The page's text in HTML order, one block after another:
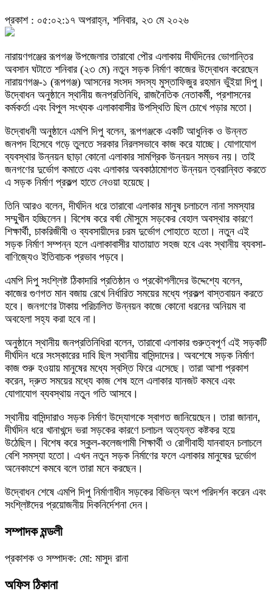
প্রকাশ : ০৫:০২:১৭ অপরাহ্ন, শনিবার, ২৩ মে ২০২৬
নারায়ণগঞ্জের রূপগঞ্জ উপজেলার তারাবো পৌর এলাকায় দীর্ঘদিনের ভোগান্তির
অবসান ঘটাতে শনিবার (২৩ মে) নতুন সড়ক নির্মাণ কাজের উদ্বোধন করেছেন
নারায়ণগঞ্জ-১ (রূপগঞ্জ) আসনের সংসদ সদস্য মুস্তাফিজুর রহমান ভুঁইয়া দিপু।
উদ্বোধন অনুষ্ঠানে স্থানীয় জনপ্রতিনিধি, রাজনৈতিক নেতাকর্মী, প্রশাসনের
কর্মকর্তা এবং বিপুল সংখ্যক এলাকাবাসীর উপস্থিতি ছিল চোখে পড়ার মতো।
উদ্বোধনী অনুষ্ঠানে এমপি দিপু বলেন, রূপগঞ্জকে একটি আধুনিক ও উন্নত
জনপদ হিসেবে গড়ে তুলতে সরকার নিরলসভাবে কাজ করে যাচ্ছে। যোগাযোগ
ব্যবস্থার উন্নয়ন ছাড়া কোনো এলাকার সামগ্রিক উন্নয়ন সম্ভব নয়। তাই
জনগণের দুর্ভোগ কমাতে এবং এলাকার অবকাঠামোগত উন্নয়ন ত্বরান্বিত করতে
এ সড়ক নির্মাণ প্রকল্প হাতে নেওয়া হয়েছে।
তিনি আরও বলেন, দীর্ঘদিন ধরে তারাবো এলাকার মানুষ চলাচলে নানা সমস্যার
সম্মুখীন হচ্ছিলেন। বিশেষ করে বর্ষা মৌসুমে সড়কের বেহাল অবস্থার কারণে
শিক্ষার্থী, চাকরিজীবী ও ব্যবসায়ীদের চরম দুর্ভোগ পোহাতে হতো। নতুন এই
সড়ক নির্মাণ সম্পন্ন হলে এলাকাবাসীর যাতায়াত সহজ হবে এবং স্থানীয় ব্যবসা-
বাণিজ্যেও ইতিবাচক প্রভাব পড়বে।
এমপি দিপু সংশ্লিষ্ট ঠিকাদারি প্রতিষ্ঠান ও প্রকৌশলীদের উদ্দেশ্যে বলেন,
কাজের গুণগত মান বজায় রেখে নির্ধারিত সময়ের মধ্যে প্রকল্প বাস্তবায়ন করতে
হবে। জনগণের টাকায় পরিচালিত উন্নয়ন কাজে কোনো ধরনের অনিয়ম বা
অবহেলা সহ্য করা হবে না।
অনুষ্ঠানে স্থানীয় জনপ্রতিনিধিরা বলেন, তারাবো এলাকার গুরুত্বপূর্ণ এই সড়কটি
দীর্ঘদিন ধরে সংস্কারের দাবি ছিল স্থানীয় বাসিন্দাদের। অবশেষে সড়ক নির্মাণ
কাজ শুরু হওয়ায় মানুষের মধ্যে স্বস্তি ফিরে এসেছে। তারা আশা প্রকাশ
করেন, দ্রুত সময়ের মধ্যে কাজ শেষ হলে এলাকার যানজট কমবে এবং
যোগাযোগ ব্যবস্থায় নতুন গতি আসবে।
স্থানীয় বাসিন্দারাও সড়ক নির্মাণ উদ্যোগকে স্বাগত জানিয়েছেন। তারা জানান,
দীর্ঘদিন ধরে খানাখন্দে ভরা সড়কের কারণে চলাচল অত্যন্ত কষ্টকর হয়ে
উঠেছিল। বিশেষ করে স্কুল-কলেজগামী শিক্ষার্থী ও রোগীবাহী যানবাহন চলাচলে
বেশি সমস্যা হতো। এখন নতুন সড়ক নির্মাণের ফলে এলাকার মানুষের দুর্ভোগ
অনেকাংশে কমবে বলে তারা মনে করছেন।
উদ্বোধন শেষে এমপি দিপু নির্মাণাধীন সড়কের বিভিন্ন অংশ পরিদর্শন করেন এবং
সংশ্লিষ্টদের প্রয়োজনীয় দিকনির্দেশনা দেন।
সম্পাদক মন্ডলী
প্রকাশক ও সম্পাদক: মো: মাসুদ রানা
অফিস ঠিকানা